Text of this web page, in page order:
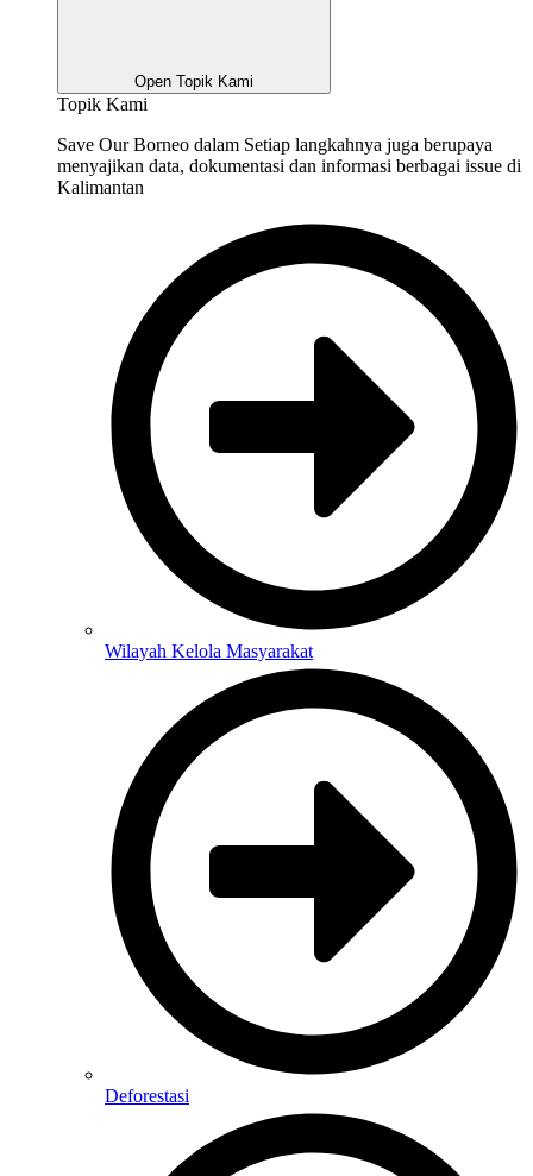
Open Topik Kami
Topik Kami
Save Our Borneo dalam Setiap langkahnya juga berupaya
menyajikan data, dokumentasi dan informasi berbagai issue di
Kalimantan
Wilayah Kelola Masyarakat
Deforestasi